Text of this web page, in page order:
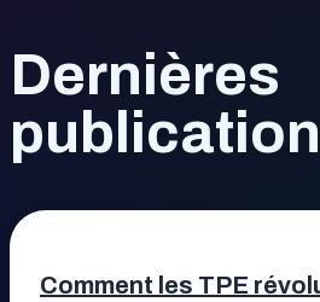
Dernières
Comment les TPE